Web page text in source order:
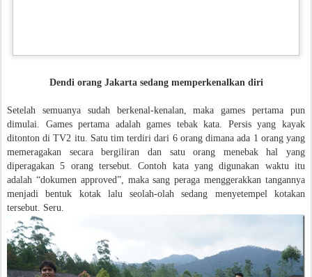
Dendi orang Jakarta sedang memperkenalkan diri
Setelah semuanya sudah berkenal-kenalan, maka games pertama pun
dimulai. Games pertama adalah games tebak kata. Persis yang kayak
ditonton di TV2 itu. Satu tim terdiri dari 6 orang dimana ada 1 orang yang
memeragakan secara bergiliran dan satu orang menebak hal yang
diperagakan 5 orang tersebut. Contoh kata yang digunakan waktu itu
adalah “dokumen approved”, maka sang peraga menggerakkan tangannya
menjadi bentuk kotak lalu seolah-olah sedang menyetempel kotakan
tersebut. Seru.